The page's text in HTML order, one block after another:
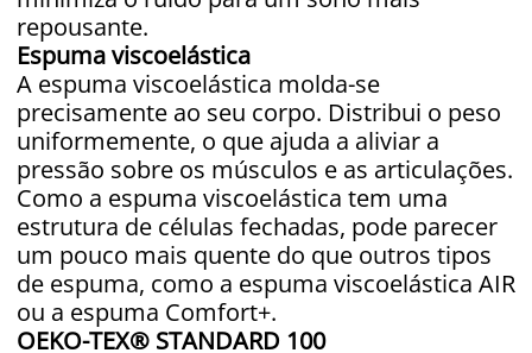
repousante.
Espuma viscoelástica
A espuma viscoelástica molda-se
precisamente ao seu corpo. Distribui o peso
uniformemente, o que ajuda a aliviar a
pressão sobre os músculos e as articulações.
Como a espuma viscoelástica tem uma
estrutura de células fechadas, pode parecer
um pouco mais quente do que outros tipos
de espuma, como a espuma viscoelástica AIR
ou a espuma Comfort+.
OEKO-TEX® STANDARD 100